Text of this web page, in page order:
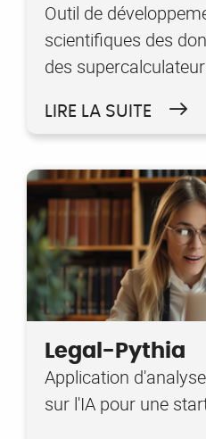
Outil de
scientifiques des
des
LIRE LA SUITE
Legal-Pythia
Application
sur l'IA pour une